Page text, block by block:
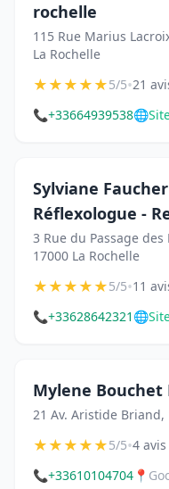
rochelle
115 Rue Marius
La Rochelle
★★★★★5/5•21
📞+33664939538🌐
Sylviane Faucher
Réflexologue -
3 Rue du Passage des
17000 La Rochelle
★★★★★5/5•11
📞+33628642321 🌐
Mylene Bouchet
21 Av. Aristide Briand,
★★★★★5/5•4 avis
📞+33610104704 📍